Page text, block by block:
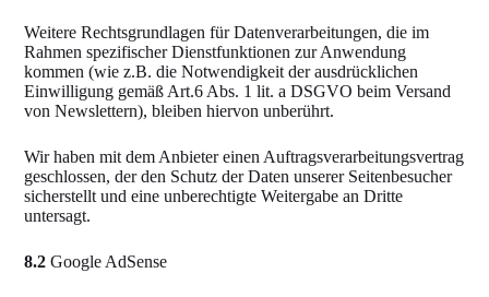
Weitere Rechtsgrundlagen für Datenverarbeitungen, die im
Rahmen spezifischer Dienstfunktionen zur Anwendung
kommen (wie z.B. die Notwendigkeit der ausdrücklichen
Einwilligung gemäß Art.6 Abs. 1 lit. a DSGVO beim Versand
von Newslettern), bleiben hiervon unberührt.
Wir haben mit dem Anbieter einen Auftragsverarbeitungsvertrag
geschlossen, der den Schutz der Daten unserer Seitenbesucher
sicherstellt und eine unberechtigte Weitergabe an Dritte
untersagt.
8.2 Google AdSense